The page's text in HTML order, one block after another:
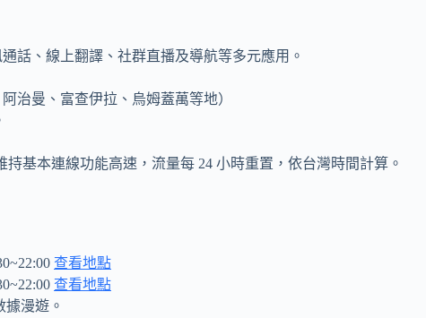
話、線上翻譯、社群直播及導航等多元應用。
治曼、富查伊拉、烏姆蓋萬等地）
基本連線功能高速，流量每 24 小時重置，依台灣時間計算。
查看地點
查看地點
漫遊。